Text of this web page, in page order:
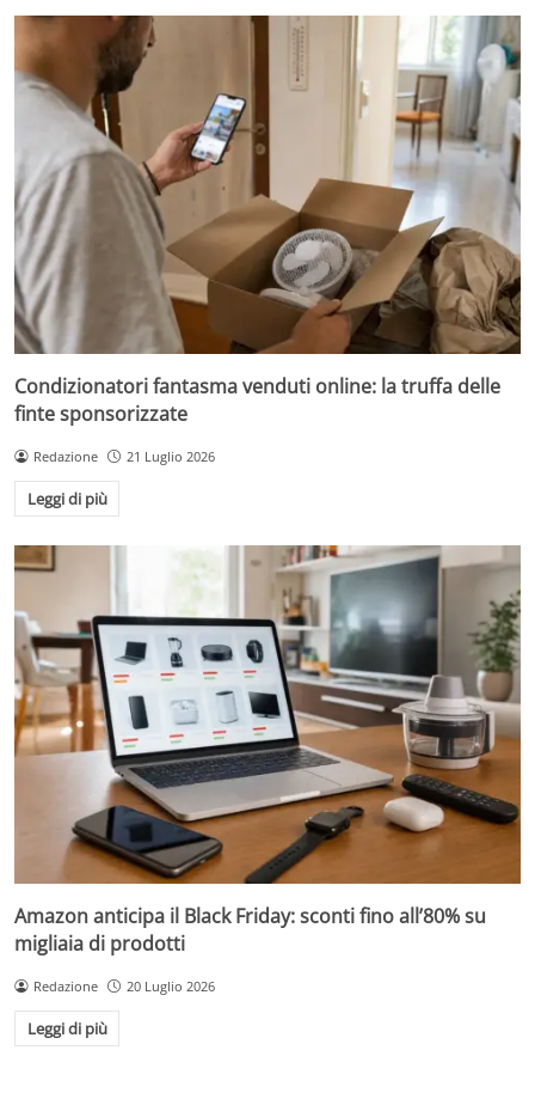
Condizionatori fantasma venduti online: la truffa delle
finte sponsorizzate
Redazione 21 Luglio 2026
Leggi di più
Amazon anticipa il Black Friday: sconti fino all’80% su
migliaia di prodotti
Redazione 20 Luglio 2026
Leggi di più